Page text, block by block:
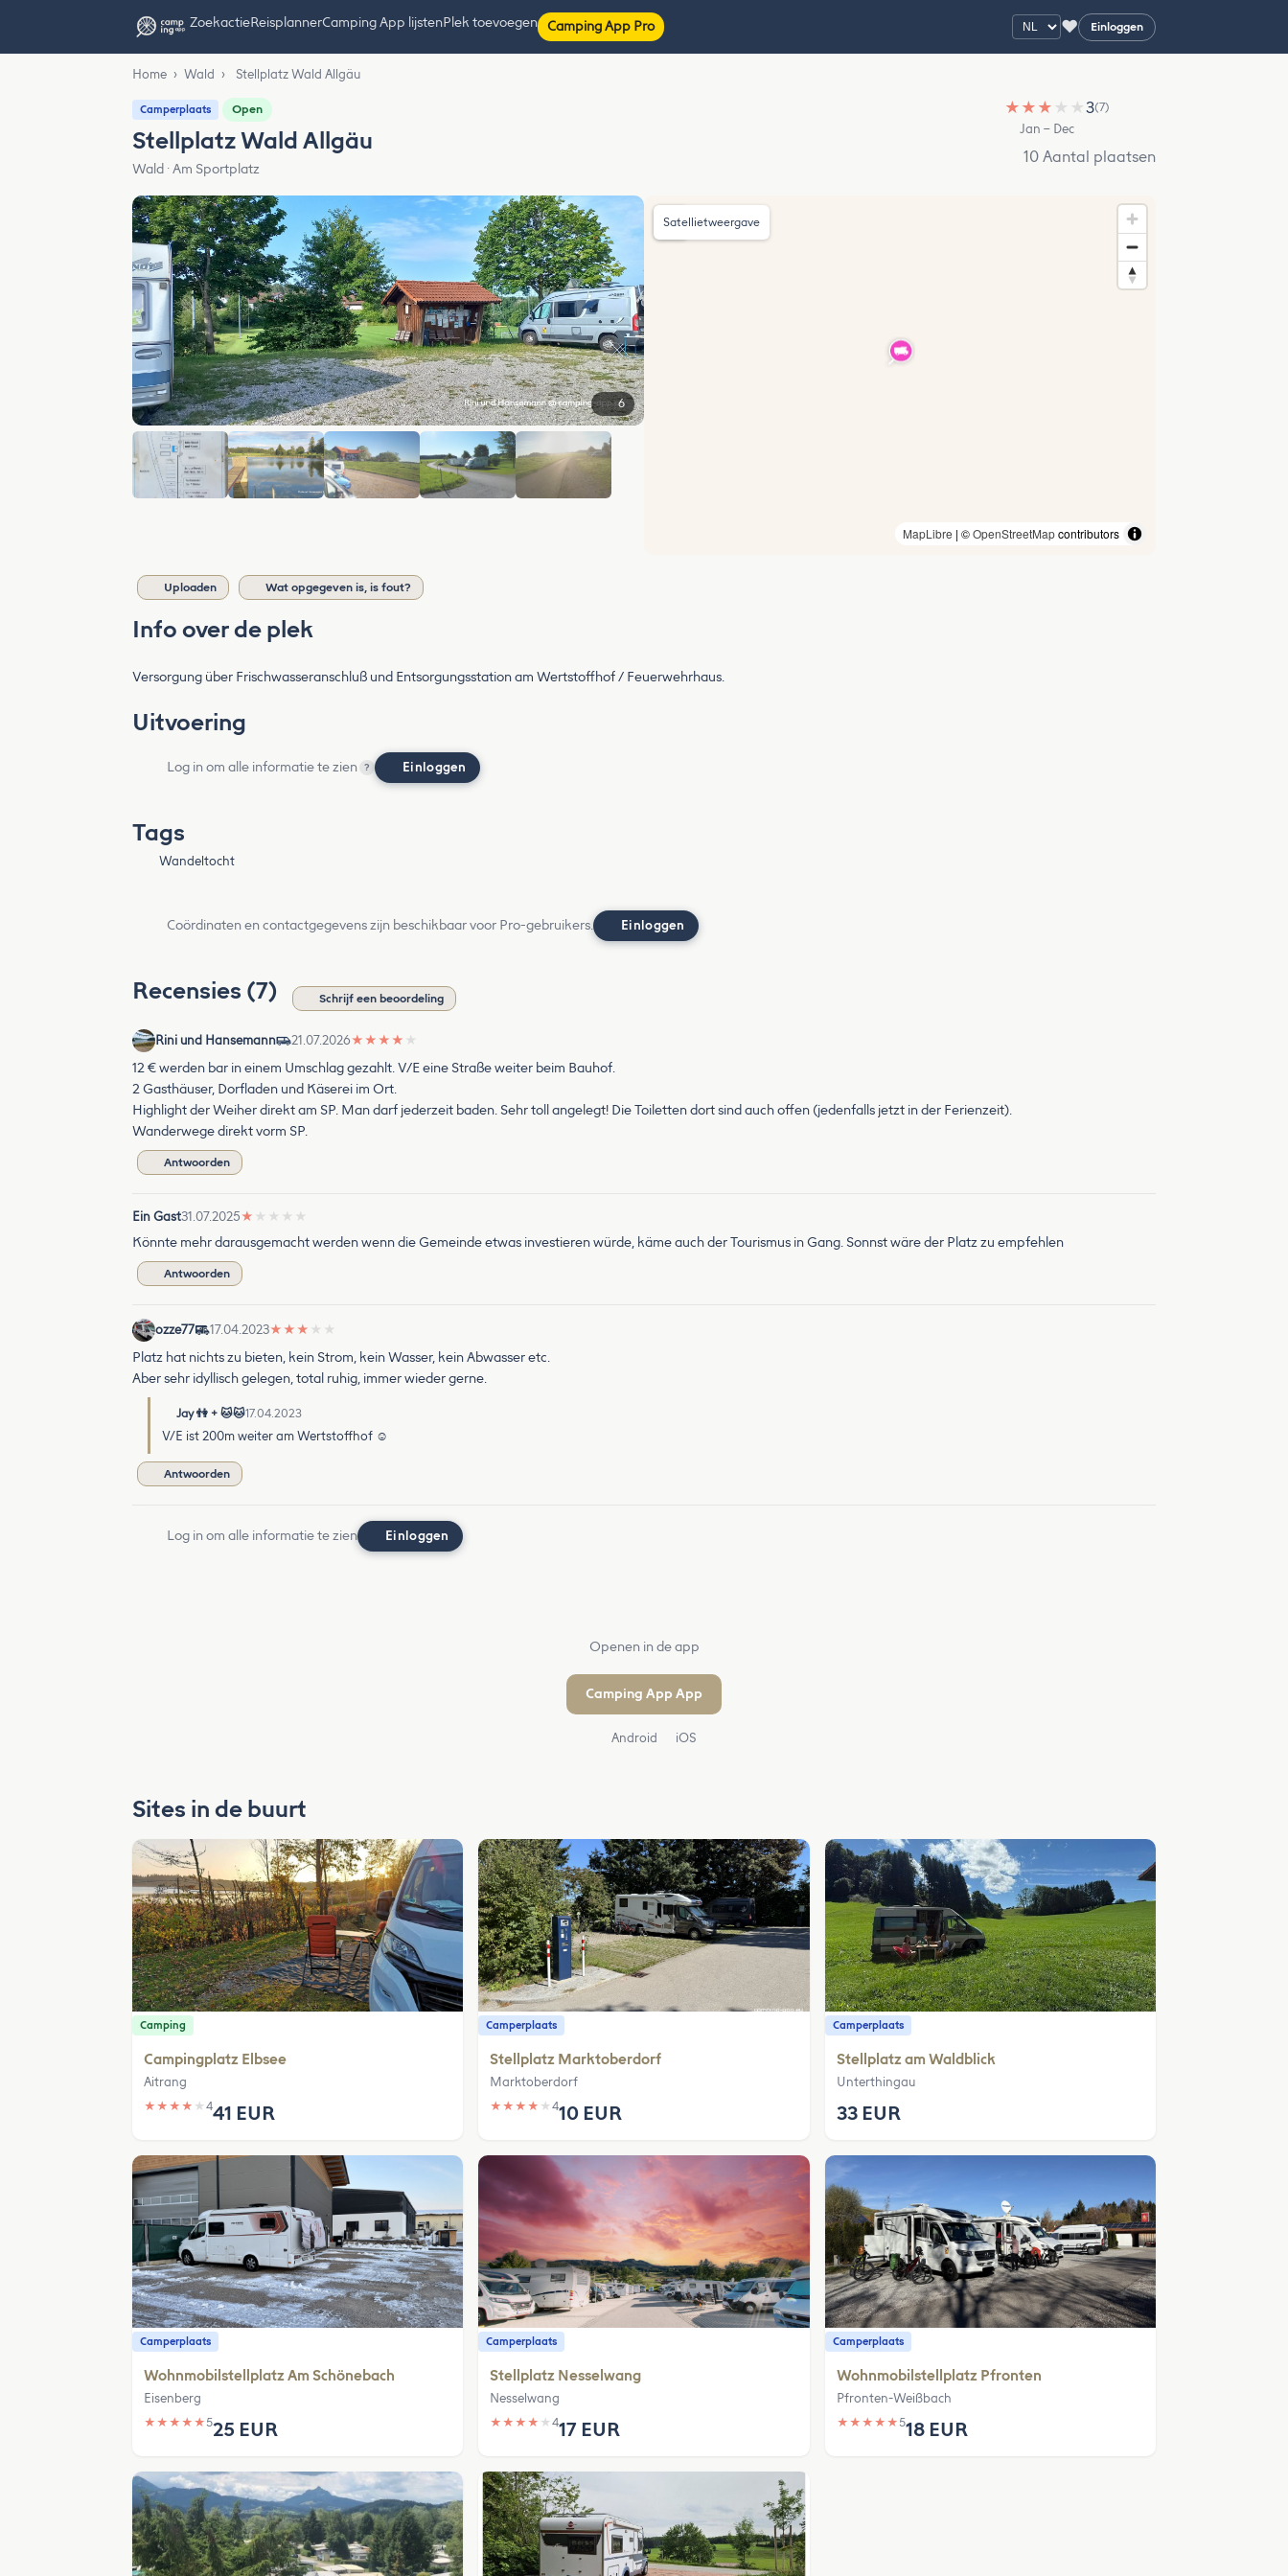
ZoekactieReisplannerCamping App lijstenPlek toevoegen Camping App Pro ♥ Einloggen
Home › Wald › Stellplatz Wald Allgäu
Camperplaats Open
Stellplatz Wald Allgäu
Wald · Am Sportplatz
★ ★ ★ ★ ★3(7)
Jan – Dec
10 Aantal plaatsen
6
MapLibre | ©OpenStreetMapcontributors
Satellietweergave
Uploaden Wat opgegeven is, is fout?
Info over de plek
Versorgung über Frischwasseranschluß und Entsorgungsstation am Wertstoffhof / Feuerwehrhaus.
Uitvoering
Log in om alle informatie te zien ? Einloggen
Tags
Wandeltocht
Coördinaten en contactgegevens zijn beschikbaar voor Pro-gebruikers. Einloggen
Recensies (7) Schrijf een beoordeling
Rini und Hansemann 21.07.2026★ ★ ★ ★ ★
12 € werden bar in einem Umschlag gezahlt. V/E eine Straße weiter beim Bauhof.
2 Gasthäuser, Dorfladen und Käserei im Ort.
Highlight der Weiher direkt am SP. Man darf jederzeit baden. Sehr toll angelegt! Die Toiletten dort sind auch offen (jedenfalls jetzt in der Ferienzeit).
Wanderwege direkt vorm SP.
Antwoorden
Ein Gast31.07.2025★ ★ ★ ★ ★
Könnte mehr darausgemacht werden wenn die Gemeinde etwas investieren würde, käme auch der Tourismus in Gang. Sonnst wäre der Platz zu empfehlen
Antwoorden
ozze77 17.04.2023★ ★ ★ ★ ★
Platz hat nichts zu bieten, kein Strom, kein Wasser, kein Abwasser etc.
Aber sehr idyllisch gelegen, total ruhig, immer wieder gerne.
Jay 👫 + 🐱🐱17.04.2023
V/E ist 200m weiter am Wertstoffhof ☺️
Antwoorden
Log in om alle informatie te zien Einloggen
Openen in de app
Camping App App
Android iOS
Sites in de buurt
Camping
Campingplatz Elbsee
Aitrang
★ ★ ★ ★ ★ 441 EUR
Camperplaats
Stellplatz Marktoberdorf
Marktoberdorf
★ ★ ★ ★ ★410 EUR
Camperplaats
Stellplatz am Waldblick
Unterthingau
33 EUR
Camperplaats
Wohnmobilstellplatz Am Schönebach
Eisenberg
★ ★ ★ ★ ★525 EUR
Camperplaats
Stellplatz Nesselwang
Nesselwang
★ ★ ★ ★ ★417 EUR
Camperplaats
Wohnmobilstellplatz Pfronten
Pfronten-Weißbach
★ ★ ★ ★ ★518 EUR